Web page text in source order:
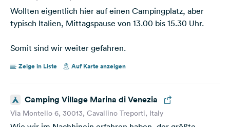
Wollten eigentlich hier auf einen Campingplatz, aber
typisch Italien, Mittagspause von 13.00 bis 15.30 Uhr.
Somit sind wir weiter gefahren.
Zeige in Liste Auf Karte anzeigen
Camping Village Marina di Venezia
Via Montello 6, 30013, Cavallino Treporti, Italy